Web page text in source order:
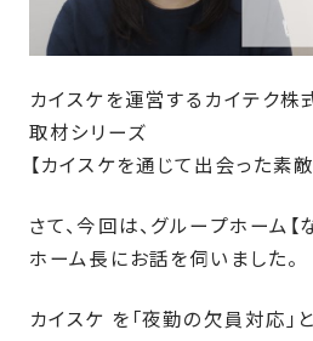
カイスケを運営するカイテク株
取材シリーズ
【カイスケを通じて出会った素
さて、今回は、グループホーム
ホーム長にお話を伺いました。
カイスケ を「夜勤の欠員対応」